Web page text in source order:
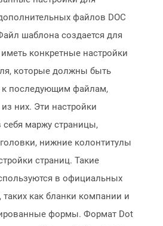
файлов DOC
шаблона создается для
конкретные настройки
которые должны быть
последующим файлам,
них. Эти настройки
маржу страницы,
нижние колонтитулы
страниц. Такие
в официальных
таких как бланки компании и
формы. Формат Dot